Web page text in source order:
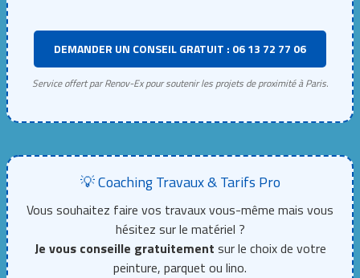
DEMANDER UN CONSEIL GRATUIT : 06 13 72 77 06
Service offert par Renov-Ex pour soutenir les projets de proximité à Paris.
💡 Coaching Travaux & Tarifs Pro
Vous souhaitez faire vos travaux vous-même mais vous
hésitez sur le matériel ?
Je vous conseille gratuitement sur le choix de votre
peinture, parquet ou lino.